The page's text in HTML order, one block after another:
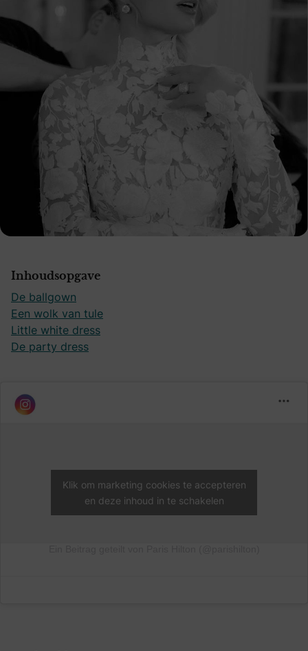
Inhoudsopgave
De ballgown
Een wolk van tule
Little white dress
De party dress
Klik om marketing cookies te accepteren
en deze inhoud in te schakelen